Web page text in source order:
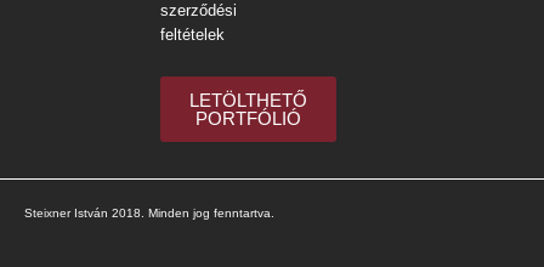
szerződési
feltételek
LETÖLTHETŐ
PORTFÓLIÓ
Steixner István 2018. Minden jog fenntartva.